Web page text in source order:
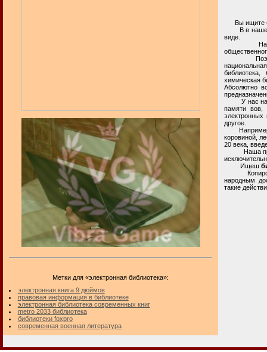
Метки для «электронная библиотека»:
электронная книга 9 дюймов
правовая информация в библиотеке
электронная библиотека современных книг
metro 2033 библиотека
библиотеки foxpro
современная военная литература
Вы ищите
В в нашей
виде.
Наша
Поэтому,
библиотека,
химическая
Абсолютно
У нас на
памяти вов,
электронных
другое.
Например,
коровиной,
20 века,
Наша
Ищеш
народным
такие